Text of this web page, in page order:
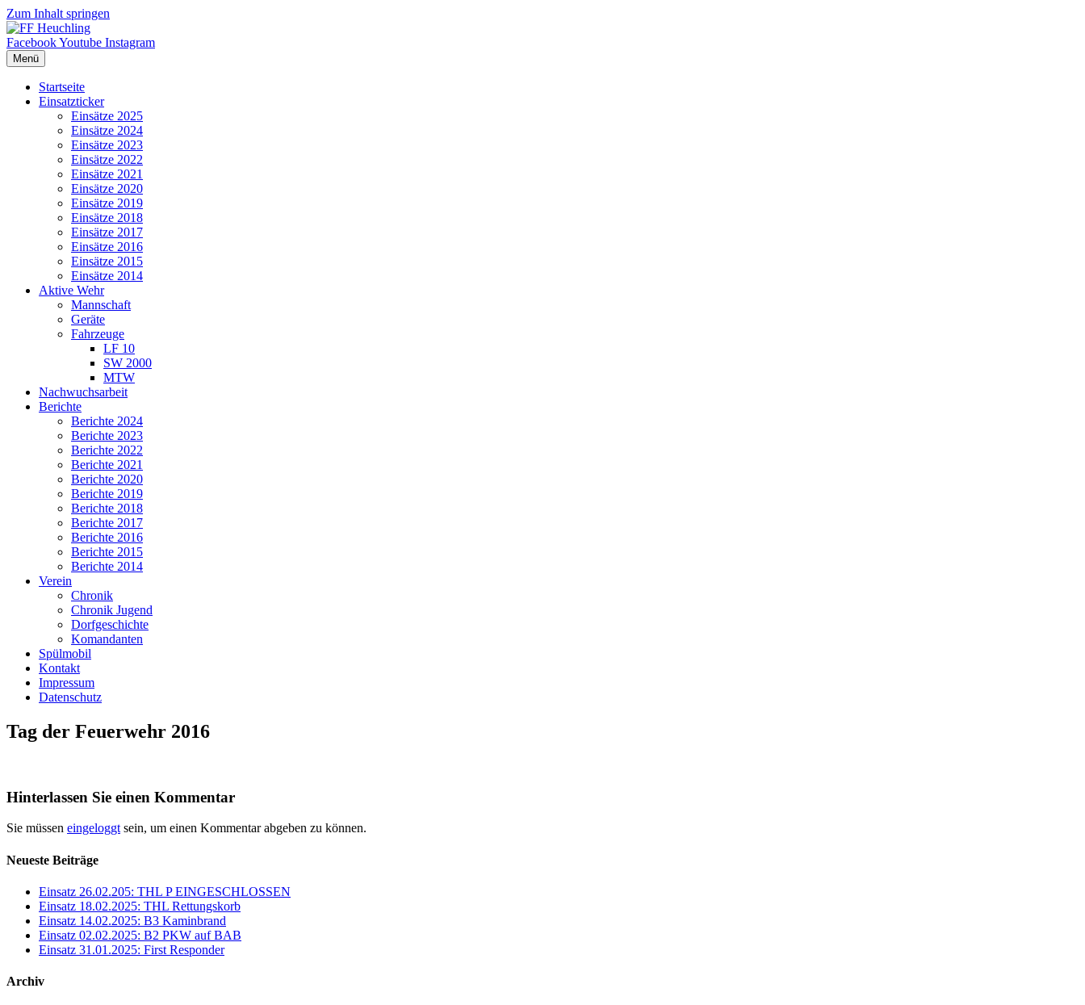
Zum Inhalt springen
FacebookYoutube Instagram
Menü
Startseite
Einsatzticker
Einsätze 2025
Einsätze 2024
Einsätze 2023
Einsätze 2022
Einsätze 2021
Einsätze 2020
Einsätze 2019
Einsätze 2018
Einsätze 2017
Einsätze 2016
Einsätze 2015
Einsätze 2014
Aktive Wehr
Mannschaft
Geräte
Fahrzeuge
LF 10
SW 2000
MTW
Nachwuchsarbeit
Berichte
Berichte 2024
Berichte 2023
Berichte 2022
Berichte 2021
Berichte 2020
Berichte 2019
Berichte 2018
Berichte 2017
Berichte 2016
Berichte 2015
Berichte 2014
Verein
Chronik
Chronik Jugend
Dorfgeschichte
Komandanten
Spülmobil
Kontakt
Impressum
Datenschutz
Tag der Feuerwehr 2016
Hinterlassen Sie einen Kommentar
Sie müssen eingeloggt sein, um einen Kommentar abgeben zu können.
Neueste Beiträge
Einsatz 26.02.205: THL P EINGESCHLOSSEN
Einsatz 18.02.2025: THL Rettungskorb
Einsatz 14.02.2025: B3 Kaminbrand
Einsatz 02.02.2025: B2 PKW auf BAB
Einsatz 31.01.2025: First Responder
Archiv